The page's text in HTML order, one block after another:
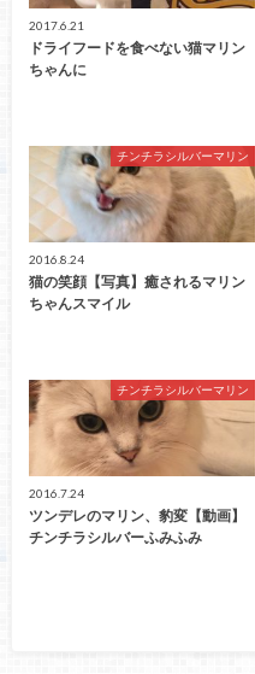
2017.6.21
ドライフードを食べない猫マリン
ちゃんに
チンチラシルバーマリン
2016.8.24
猫の笑顔【写真】癒されるマリン
ちゃんスマイル
チンチラシルバーマリン
2016.7.24
ツンデレのマリン、豹変【動画】
チンチラシルバーふみふみ